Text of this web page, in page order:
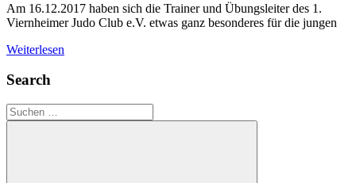
Am 16.12.2017 haben sich die Trainer und Übungsleiter des 1.
Viernheimer Judo Club e.V. etwas ganz besonderes für die jungen
Weiterlesen
Search
Suchen
nach: